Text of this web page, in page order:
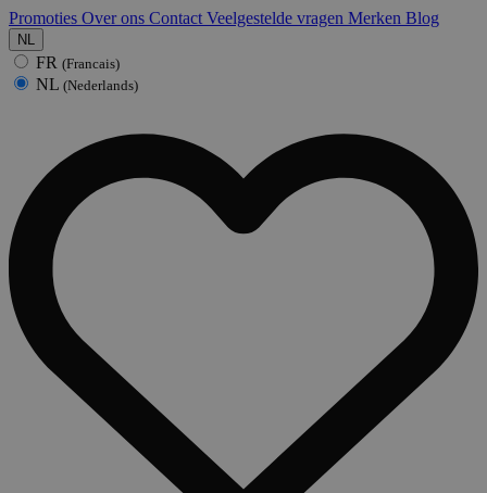
Promoties Over ons Contact Veelgestelde vragen Merken Blog
NL
FR (Francais)
NL (Nederlands)